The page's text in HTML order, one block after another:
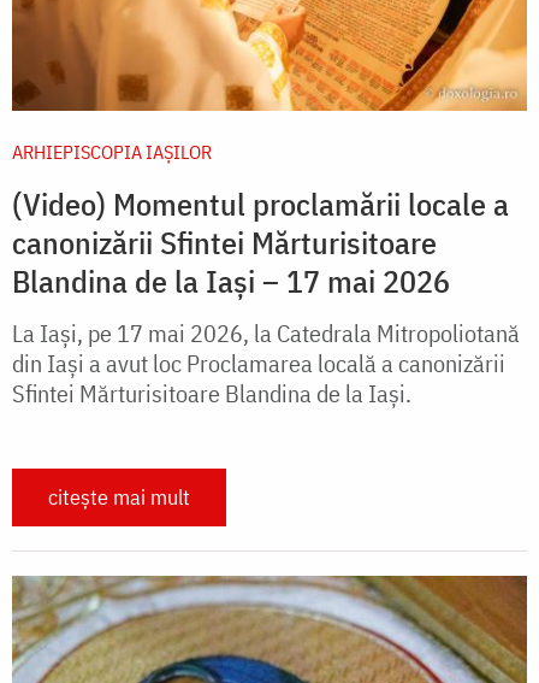
ARHIEPISCOPIA IAŞILOR
(Video) Momentul proclamării locale a
canonizării Sfintei Mărturisitoare
Blandina de la Iași – 17 mai 2026
La Iași, pe 17 mai 2026, la Catedrala Mitropoliotană
din Iași a avut loc Proclamarea locală a canonizării
Sfintei Mărturisitoare Blandina de la Iași.
citește mai mult